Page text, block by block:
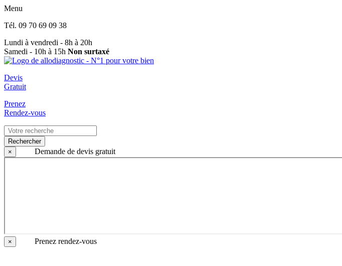
Menu
Tél. 09 70 69 09 38
Lundi à vendredi - 8h à 20h
Samedi - 10h à 15h Non surtaxé
Devis
Gratuit
Prenez
Rendez-vous
Rechercher
×
Demande de devis gratuit
× Prenez rendez-vous